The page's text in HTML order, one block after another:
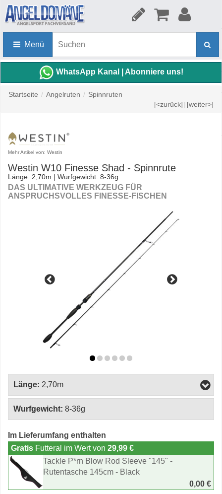
Menü
WhatsApp Kanal | Abonniere uns!
Startseite / Angelruten / Spinnruten
[<zurück] | [weiter>]
Mehr Artikel von: Westin
Westin W10 Finesse Shad - Spinnrute
Länge: 2,70m | Wurfgewicht: 8-36g
DAS ULTIMATIVE WERKZEUG FÜR
ANSPRUCHSVOLLES FINESSE-FISCHEN
Länge: 2,70m
Wurfgewicht: 8-36g
Im Lieferumfang enthalten
Gratis Futteral im Wert von 29,99 €
Tackle P*rn Blow Rod Sleeve "145" -
Rutentasche 145cm - Black
0,00 €